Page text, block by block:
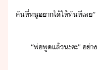
คัที​่​หู​าไ้​ให้​ทัที​เล
“​พ่​พู​แล้​ะคะ​”​ ​่